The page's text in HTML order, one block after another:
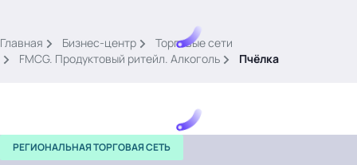
Главная Бизнес-центр
Торговые сети
FMCG. Продуктовый ритейл. Алкоголь
Пчёлка
РЕГИОНАЛЬНАЯ ТОРГОВАЯ СЕТЬ